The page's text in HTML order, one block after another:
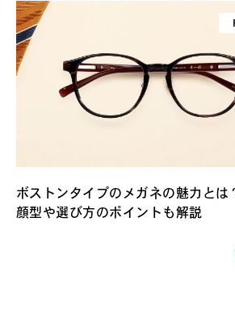
ボストンタイプのメガネの魅力とは
顔型や選び方のポイントも解説